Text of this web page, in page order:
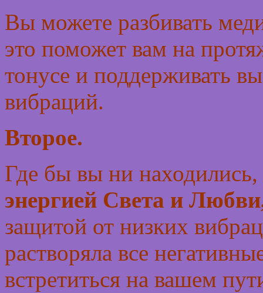
Вы можете разбивать
это поможет вам на
тонусе и поддерживать
вибраций.
Второе.
Где бы вы ни находились,
энергией Света и
защитой от низких
растворяла все
встретиться на вашем